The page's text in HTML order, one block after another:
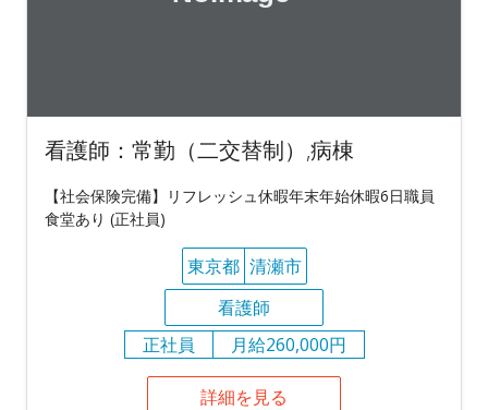
看護師：常勤（二交替制）,病棟
【社会保険完備】リフレッシュ休暇年末年始休暇6日職員
食堂あり (正社員)
東京都 清瀬市
看護師
正社員
月給260,000円
詳細を見る